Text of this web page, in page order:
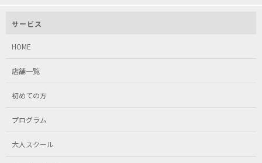
サービス
HOME
店舗一覧
初めての方
プログラム
大人スクール